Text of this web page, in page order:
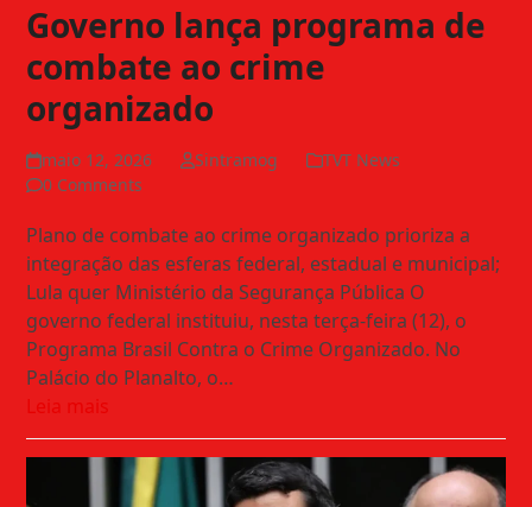
Governo lança programa de
combate ao crime
organizado
maio 12, 2026 Sintramog
TVT News
0 Comments
Plano de combate ao crime organizado prioriza a
integração das esferas federal, estadual e municipal;
Lula quer Ministério da Segurança Pública O
governo federal instituiu, nesta terça-feira (12), o
Programa Brasil Contra o Crime Organizado. No
Palácio do Planalto, o…
Leia mais